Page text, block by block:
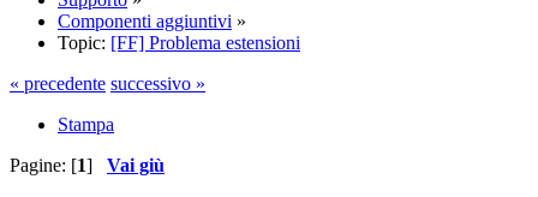
Componenti aggiuntivi »
Topic: [FF] Problema estensioni
« precedente successivo »
Stampa
Pagine: [1] Vai giù